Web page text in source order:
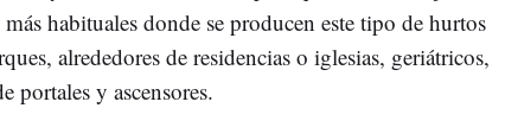
habituales donde se producen este tipo de hurtos
alrededores de residencias o iglesias, geriátricos,
portales y ascensores.